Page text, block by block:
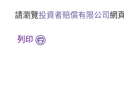
請瀏覽投資者賠償有限公司網
列印